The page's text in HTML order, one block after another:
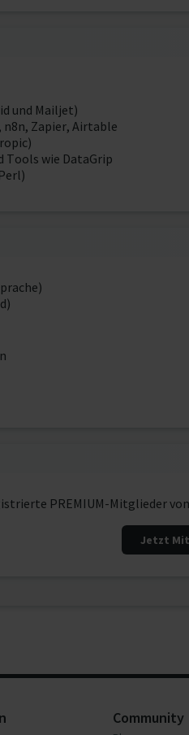
und Mailjet)
Zapier, Airtable
Tools wie DataGrip
PREMIUM-Mitglieder
Jetzt
Community